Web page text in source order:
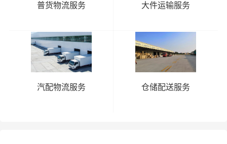
普货物流服务 大件运输服务
汽配物流服务 仓储配送服务